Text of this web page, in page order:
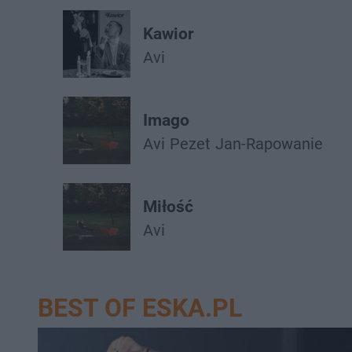
Kawior
Avi
Imago
Avi Pezet Jan-Rapowanie
Miłość
Avi
BEST OF ESKA.PL